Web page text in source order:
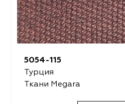
5054-115
Турция
Ткани Megara